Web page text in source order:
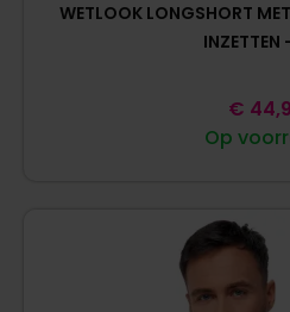
WETLOOK LONGSHORT
INZETTEN
Op
€